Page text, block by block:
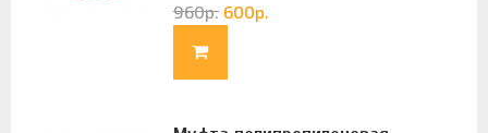
960р. 600р.